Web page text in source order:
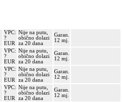
VPC:
?
EUR
Nije na putu,
obično dolazi
za 20 dana
Garan.
12 mj.
VPC:
?
EUR
Nije na putu,
obično dolazi
za 20 dana
Garan.
12 mj.
VPC:
?
EUR
Nije na putu,
obično dolazi
za 20 dana
Garan.
12 mj.
VPC:
?
EUR
Nije na putu,
obično dolazi
za 20 dana
Garan.
12 mj.